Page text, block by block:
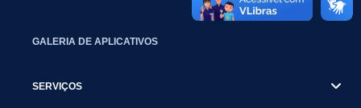
GALERIA DE APLICATIVOS
SERVIÇOS